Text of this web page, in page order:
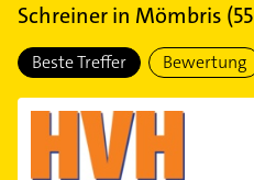
Schreinerin Mömbris (55
Beste Treffer Bewertung